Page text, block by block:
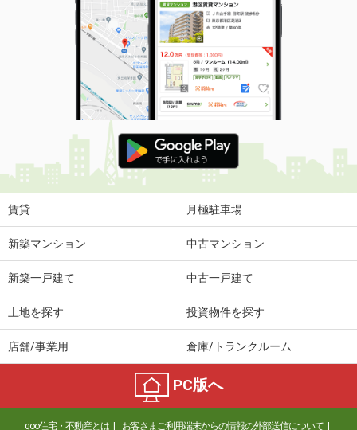
賃貸 月極駐車場
新築マンション 中古マンション
新築一戸建て 中古一戸建て
土地を探す 投資物件を探す
店舗/事業用 倉庫/トランクルーム
PC版へ
goo住宅・不動産とは お客さまご利用端末からの情報の外部送信について